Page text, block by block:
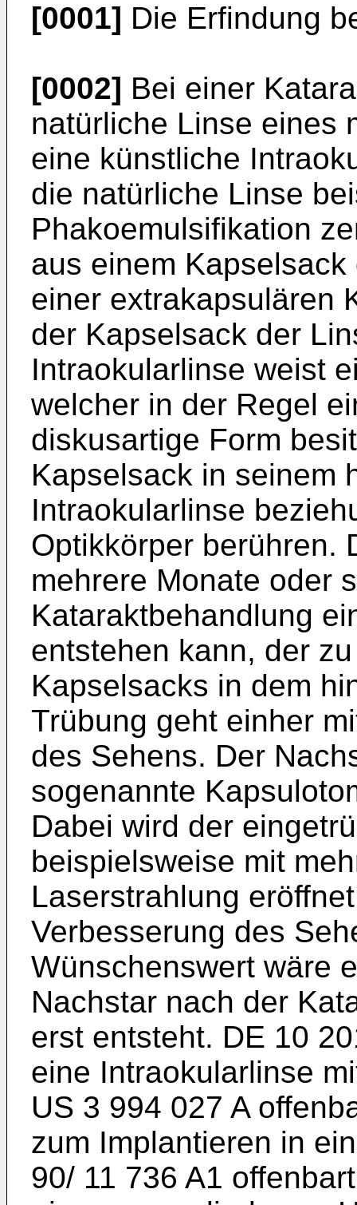
[0001] Die Erfindung
[0002] Bei einer
natürliche Linse eines
eine künstliche
die natürliche Linse
Phakoemulsifikation
aus einem
einer extrakapsulären
der Kapselsack der
Intraokularlinse weist
welcher in der Regel
diskusartige Form
Kapselsack in seinem
Intraokularlinse
Optikkörper berühren.
mehrere Monate oder
Kataraktbehandlung
entstehen kann, der
Kapselsacks in dem
Trübung geht einher
des Sehens. Der
sogenannte
Dabei wird der
beispielsweise mit
Laserstrahlung
Verbesserung des
Wünschenswert wäre
Nachstar nach der
erst entsteht. DE 10
eine Intraokularlinse
US 3 994 027 A
zum Implantieren in
90/ 11 736 A1